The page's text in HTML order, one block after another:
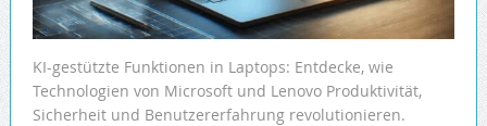
KI-gestützte Funktionen in Laptops: Entdecke, wie
Technologien von Microsoft und Lenovo Produktivität,
Sicherheit und Benutzererfahrung revolutionieren.